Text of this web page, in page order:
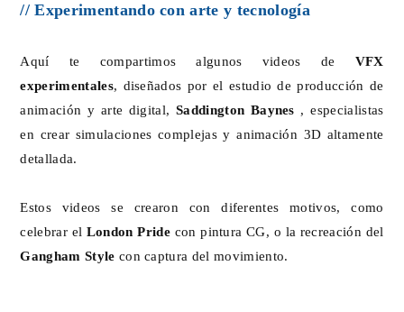
// Experimentando con arte y tecnología
Aquí te compartimos algunos videos de VFX
experimentales, diseñados por el estudio de producción de
animación y arte digital,
Saddington Baynes
, especialistas
en crear simulaciones complejas y animación 3D altamente
detallada.
Estos videos se crearon con diferentes motivos, como
celebrar el London Pride con pintura CG, o la recreación del
Gangham Style con captura del movimiento.